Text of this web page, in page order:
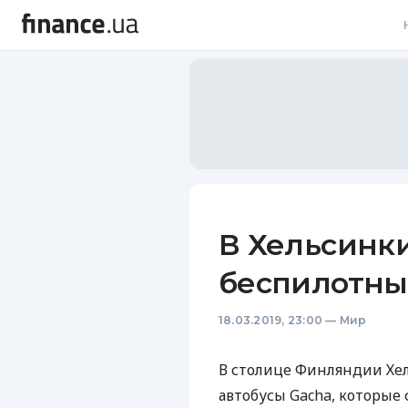
В
18.03.2019, 23:00 — Мир
В столице Финляндии
автобусы Gacha,